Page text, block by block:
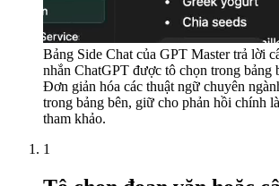
Bảng Side Chat của GPT Master trả lời
nhắn ChatGPT được tô chọn trong bảng
Đơn giản hóa các thuật ngữ chuyên
trong bảng bên, giữ cho phản hồi chính
tham khảo.
1